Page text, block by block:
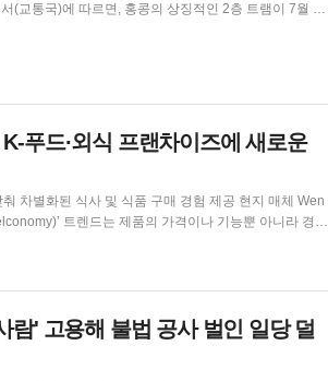
은 기념 기간 동안 현지 주민들과 방문객들이 도시 곳곳
푸드·외식 프랜차이즈에 새로운
트렌드는 제품의 가격이나 기능뿐 아니라 경험
업계와 식품 판매 채널은 특별한 미식 경험과 콘셉트를
' 고용해 불법 공사 벌인 일당 덜